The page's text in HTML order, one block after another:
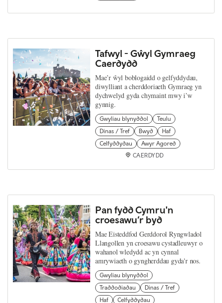
Tafwyl - Gŵyl Gymraeg
Caerdydd
Mae’r ŵyl boblogaidd o gelfyddydau,
diwylliant a cherddoriaeth Gymraeg yn
dychwelyd gyda chymaint mwy i’w
gynnig.
Gwyliau blynyddol
Teulu
Dinas / Tref
Bwyd
Haf
Celfyddydau
Awyr Agored
CAERDYDD
Pan fydd Cymru'n
croesawu’r byd
Mae Eisteddfod Gerddorol Ryngwladol
Llangollen yn croesawu cystadleuwyr o
wahanol wledydd ac yn cynnal
amrywiaeth o gyngherddau gyda'r nos.
Gwyliau blynyddol
Traddodiadau
Dinas / Tref
Haf
Celfyddydau